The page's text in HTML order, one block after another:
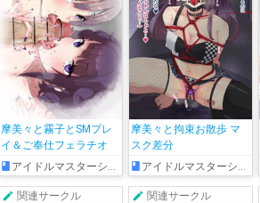
摩美々と霧子とSMプレ
イ＆ご奉仕フェラチオ
アイドルマスターシャイニーカラーズ
摩美々と拘束お散歩 マ
スク差分
アイドルマスターシャイニーカラーズ
関連サークル 関連サークル